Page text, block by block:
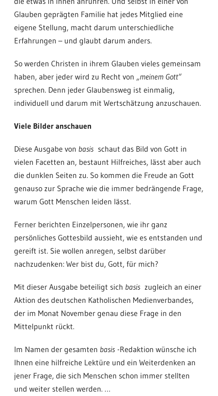
Glauben geprägten Familie hat jedes Mitglied eine
eigene Stellung, macht darum unterschiedliche
Erfahrungen – und glaubt darum anders.
So werden Christen in ihrem Glauben vieles gemeinsam
haben, aber jeder wird zu Recht von „meinem Gott“
sprechen. Denn jeder Glaubensweg ist einmalig,
individuell und darum mit Wertschätzung anzuschauen.
Viele Bilder anschauen
Diese Ausgabe von basis schaut das Bild von Gott in
vielen Facetten an, bestaunt Hilfreiches, lässt aber auch
die dunklen Seiten zu. So kommen die Freude an Gott
genauso zur Sprache wie die immer bedrängende Frage,
warum Gott Menschen leiden lässt.
Ferner berichten Einzelpersonen, wie ihr ganz
persönliches Gottesbild aussieht, wie es entstanden und
gereift ist. Sie wollen anregen, selbst darüber
nachzudenken: Wer bist du, Gott, für mich?
Mit dieser Ausgabe beteiligt sich basis zugleich an einer
Aktion des deutschen Katholischen Medienverbandes,
der im Monat November genau diese Frage in den
Mittelpunkt rückt.
Im Namen der gesamten basis -Redaktion wünsche ich
Ihnen eine hilfreiche Lektüre und ein Weiterdenken an
jener Frage, die sich Menschen schon immer stellten
und weiter stellen werden. …